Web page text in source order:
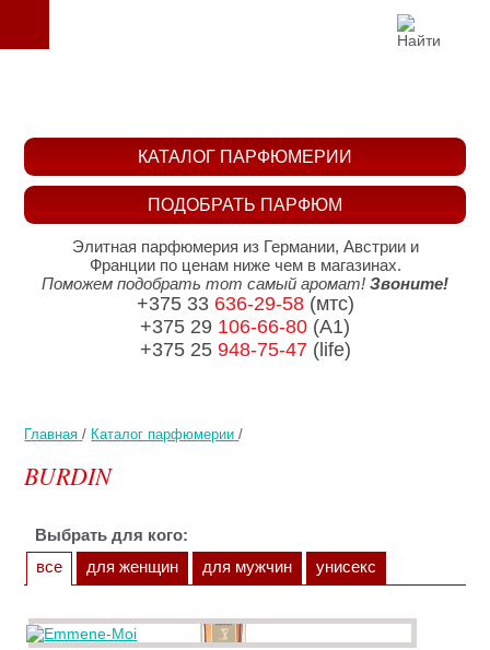
Главная / Каталог парфюмерии /
BURDIN
Выбрать для кого:
все
для женщин для мужчин унисекс
ПОДОБРАТЬ ПАРФЮМ
КАТАЛОГ ПАРФЮМЕРИИ
Элитная парфюмерия из Германии, Австрии и
Франции по ценам ниже чем в магазинах.
Поможем подобрать тот самый аромат! Звоните!
+375 33 636-29-58(мтс)
+375 29 106-66-80 (A1)
+375 25 948-75-47(life)